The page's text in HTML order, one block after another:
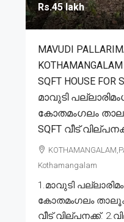
Rs.45 lakh
MAVUDI
SQFT HOUSE FOR
മാവുടി
കോതമംഗലം
SQFT വീട്
Kothamangalam
1.മാവുടി
കോതമംഗലം
വീട് വില്പനക്ക്.